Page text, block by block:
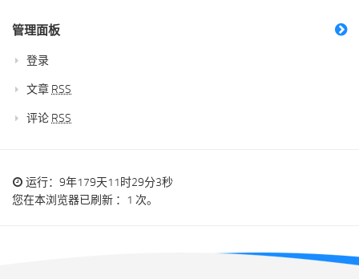
管理面板
登录
文章 RSS
评论 RSS
运行：9年179天11时29分3秒
您在本浏览器已刷新 ：1 次。